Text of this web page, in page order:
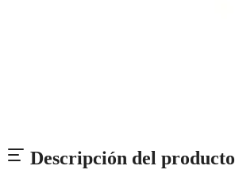
Descripción del producto